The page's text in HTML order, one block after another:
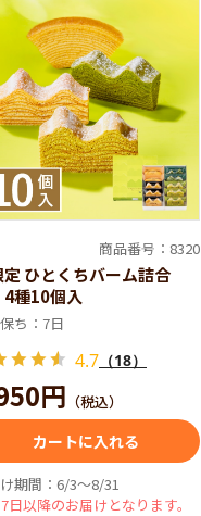
商品番号：8320
ひとくちバーム詰合
種10個入
ち：7日
4.7 （18）
円 （税込）
カートに入れる
期間：6/3～8/31
日以降のお届けとなります。